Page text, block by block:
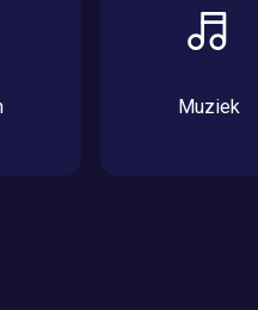
Muziek